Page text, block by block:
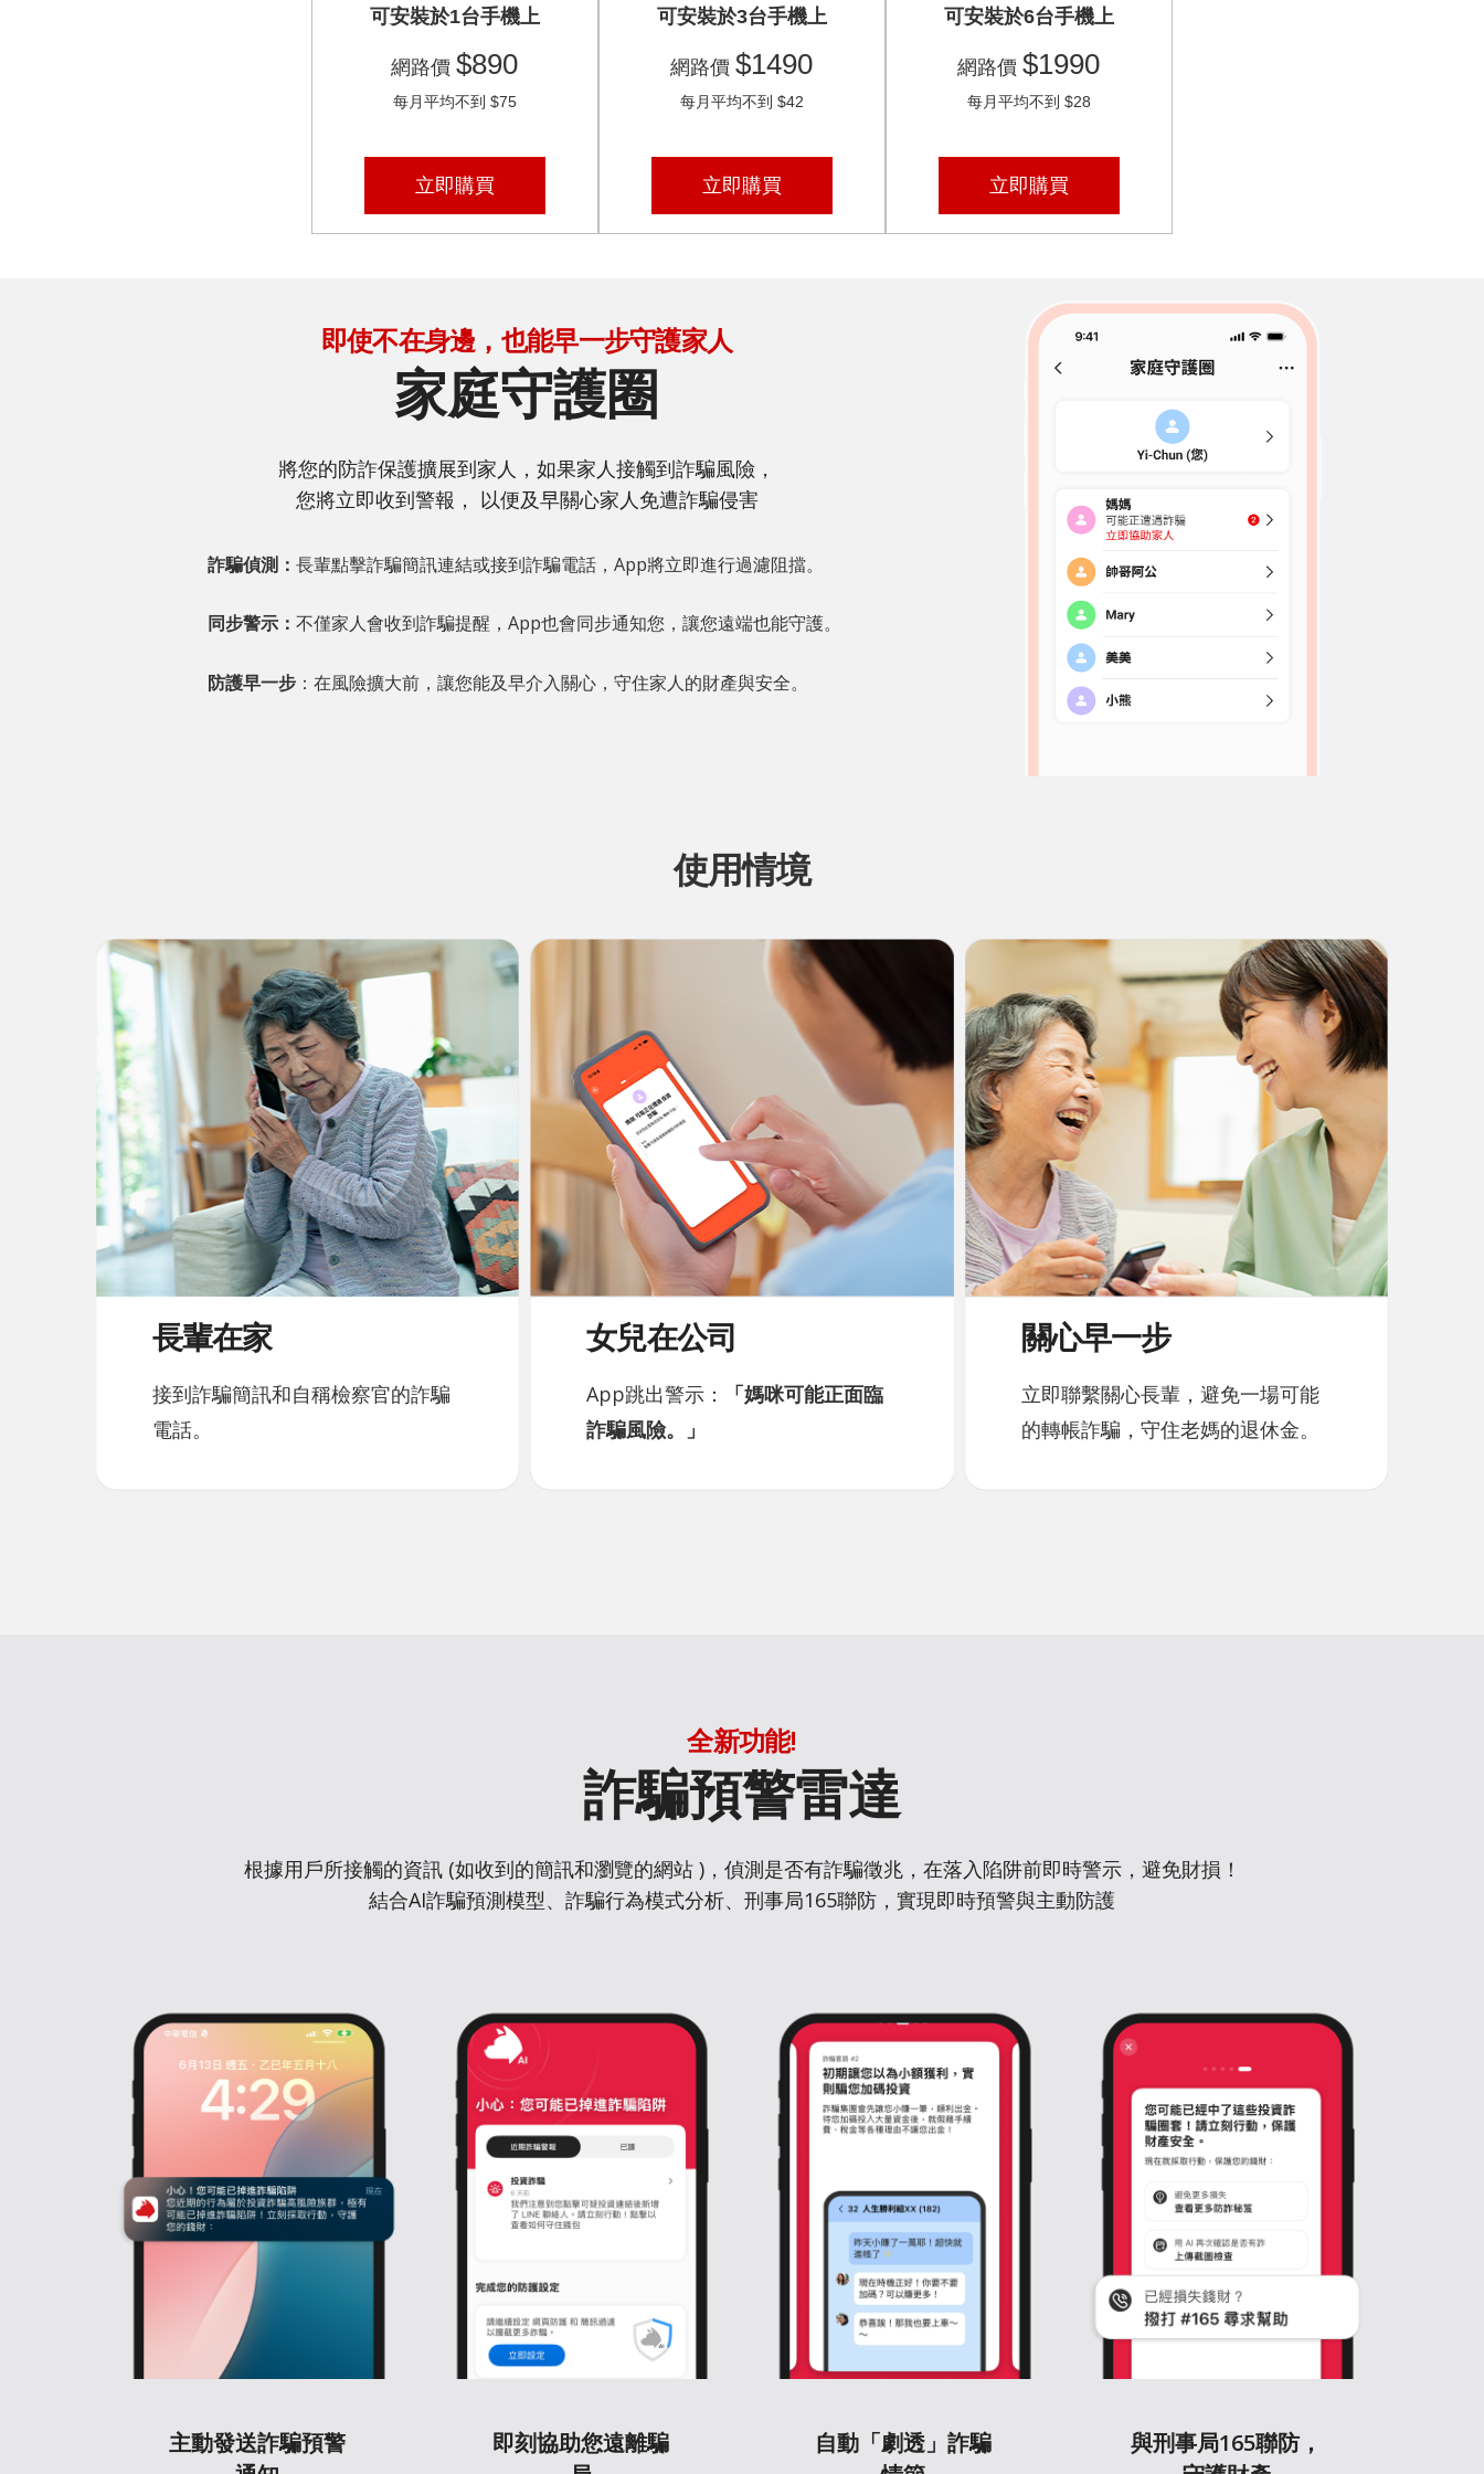
可安裝於1台手機上
網路價$890
每月平均不到 $75
立即購買
可安裝於3台手機上
網路價$1490
每月平均不到 $42
立即購買
可安裝於6台手機上
網路價$1990
每月平均不到 $28
立即購買
即使不在身邊，也能早一步守護家人
家庭守護圈
將您的防詐保護擴展到家人，如果家人接觸到詐騙風險，
您將立即收到警報， 以便及早關心家人免遭詐騙侵害
詐騙偵測： 長輩點擊詐騙簡訊連結或接到詐騙電話，App將立即進行過濾阻擋。
同步警示： 不僅家人會收到詐騙提醒，App也會同步通知您，讓您遠端也能守護。
防護早一步 ：在風險擴大前，讓您能及早介入關心，守住家人的財產與安全。
使用情境
長輩在家
接到詐騙簡訊和自稱檢察官的詐騙
電話。
女兒在公司
App跳出警示：
「媽咪可能正面臨
詐騙風險。」
關心早一步
立即聯繫關心長輩，避免一場可能
的轉帳詐騙，守住老媽的退休金。
全新功能!
詐騙預警雷達
根據用戶所接觸的資訊 (如收到的簡訊和瀏覽的網站 )，偵測是否有詐騙徵兆，在落入陷阱前即時警示，避免財損！
結合AI詐騙預測模型、詐騙行為模式分析、刑事局165聯防，實現即時預警與主動防護
主動發送詐騙預警
即刻協助您遠離騙
自動「劇透」詐騙
與刑事局165聯防，